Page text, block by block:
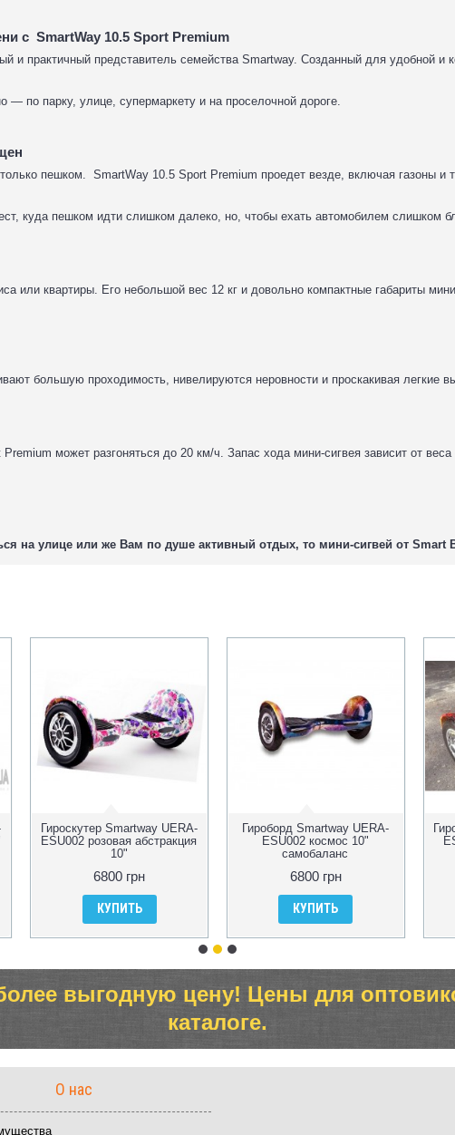
с SmartWay 10.5 Sport Premium
и практичный представитель семейства Smartway. Созданный для удобной и
— по парку, улице, супермаркету и на проселочной дороге.
пешком. SmartWay 10.5 Sport Premium проедет везде, включая газоны и
куда пешком идти слишком далеко, но, чтобы ехать автомобилем слишком
или квартиры. Его небольшой вес 12 кг и довольно компактные габариты
большую проходимость, нивелируются неровности и проскакивая легкие
может разгоняться до 20 км/ч. Запас хода мини-сигвея зависит от веса
на улице или же Вам по душе активный отдых, то мини-сигвей от Smart
Гироскутер Smartway UERA-
ESU002 розовая абстракция
10"
6800 грн
КУПИТЬ
Гироборд Smartway UERA-
ESU002 космос 10"
самобаланс
6800 грн
КУПИТЬ
выгодную цену! Цены для
каталоге.
О нас